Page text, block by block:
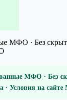
МФО · Без
МФО · Без
· Условия на